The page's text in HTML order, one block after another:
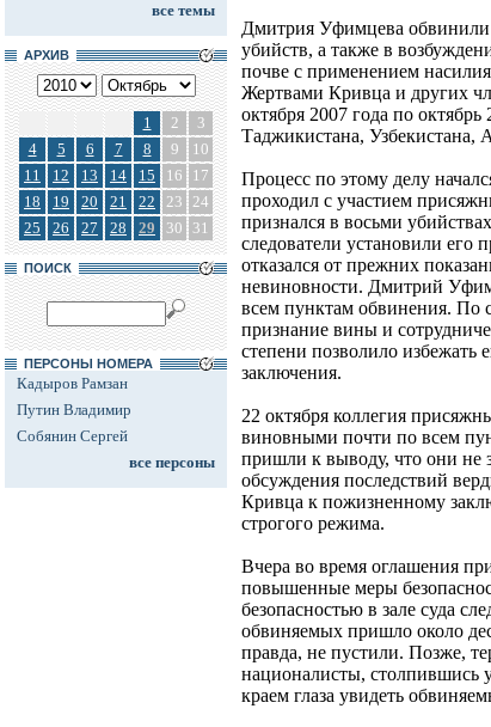
все темы
АРХИВ
1 2
3
4
5 6 7 8 9
10
11
12 13 14 15 16
17
18
19 20 21 22 23 24
25
26 27 28 29 30 31
ПОИСК
ПЕРСОНЫ НОМЕРА
Кадыров Рамзан
Путин Владимир
Собянин Сергей
все персоны
Дмитрия Уфимцева
убийств, а также в
почве с применением
Жертвами Кривца и других
октября 2007 года по
Таджикистана, Узбекистана,
Процесс по этому делу
проходил с участием
признался в восьми
следователи установили его
отказался от прежних
невиновности. Дмитрий
всем пунктам обвинения. По
признание вины и
степени позволило
заключения.
22 октября коллегия
виновными почти по всем
пришли к выводу, что они не
обсуждения последствий
Кривца к пожизненному
строгого режима.
Вчера во время оглашения
повышенные меры
безопасностью в зале суда
обвиняемых пришло около
правда, не пустили. Позже,
националисты, столпившись
краем глаза увидеть